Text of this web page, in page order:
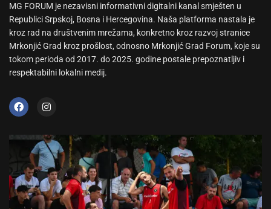
MG FORUM je nezavisni informativni digitalni kanal smješten u
Republici Srpskoj, Bosna i Hercegovina. Naša platforma nastala je
kroz rad na društvenim mrežama, konkretno kroz razvoj stranice
Mrkonjić Grad kroz prošlost, odnosno Mrkonjić Grad Forum, koje su
tokom perioda od 2017. do 2025. godine postale prepoznatljiv i
respektabilni lokalni medij.